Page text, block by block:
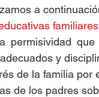
a
permisividad
y
de la familia por
de los padres